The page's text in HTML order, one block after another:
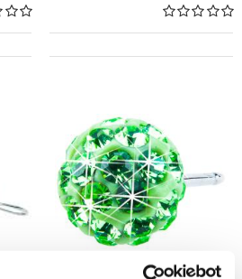
Crystal Ball Peridot 6mm